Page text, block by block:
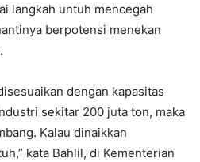
langkah untuh mencegah
berpotensi menekan
dengan kapasitas
sekitar 200 juta ton, maka
Kalau dinaikkan
kata Bahlil, di Kementerian